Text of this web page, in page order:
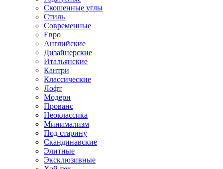
Скошенные углы
Стиль
Современные
Евро
Английские
Дизайнерские
Итальянские
Кантри
Классические
Лофт
Модерн
Прованс
Неоклассика
Минимализм
Под старину
Скандинавские
Элитные
Эксклюзивные